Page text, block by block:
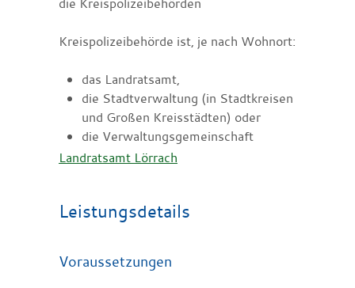
Kreispolizeibehörde ist, je nach Wohnort:
das Landratsamt,
die Stadtverwaltung (in Stadtkreisen
und Großen Kreisstädten) oder
die Verwaltungsgemeinschaft
Landratsamt Lörrach
Leistungsdetails
Voraussetzungen